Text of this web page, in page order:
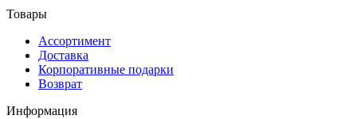
Товары
Ассортимент
Доставка
Корпоративные подарки
Возврат
Информация